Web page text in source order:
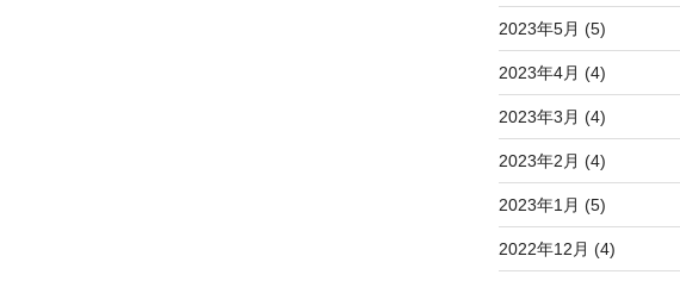
2023年5月 (5)
2023年4月 (4)
2023年3月 (4)
2023年2月 (4)
2023年1月 (5)
2022年12月 (4)